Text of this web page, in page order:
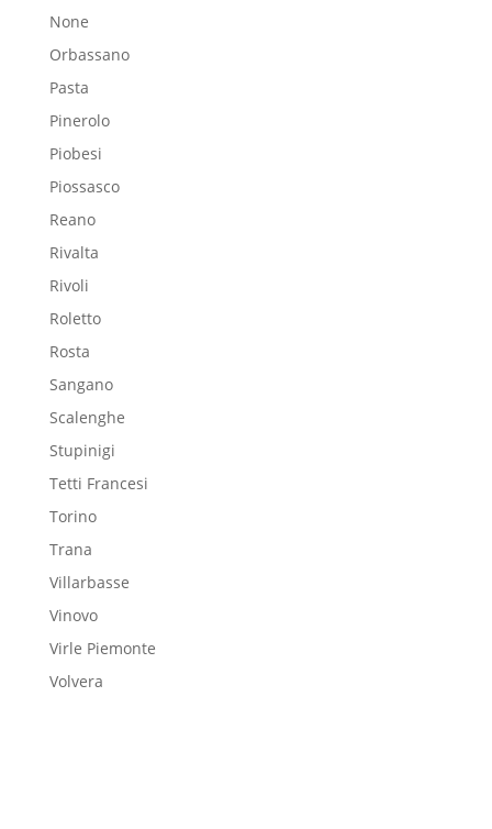
None
Orbassano
Pasta
Pinerolo
Piobesi
Piossasco
Reano
Rivalta
Rivoli
Roletto
Rosta
Sangano
Scalenghe
Stupinigi
Tetti Francesi
Torino
Trana
Villarbasse
Vinovo
Virle Piemonte
Volvera